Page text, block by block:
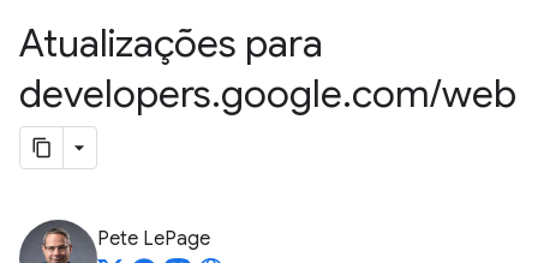
Atualizações para
developers.google.com/web
Pete LePage